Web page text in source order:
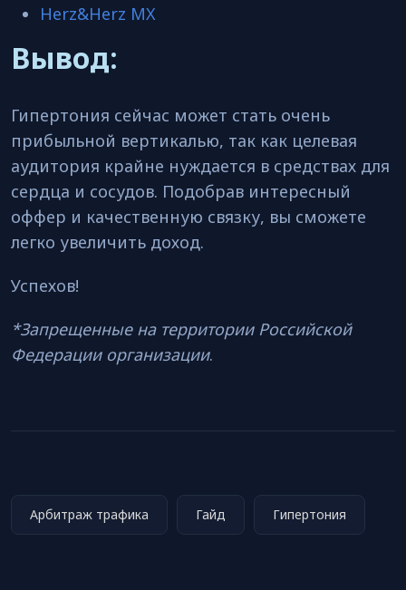
Herz&Herz MX
Вывод:
Гипертония сейчас может стать очень
прибыльной вертикалью, так как целевая
аудитория крайне нуждается в средствах для
сердца и сосудов. Подобрав интересный
оффер и качественную связку, вы сможете
легко увеличить доход.
Успехов!
*Запрещенные на территории Российской
Федерации организации.
Арбитраж трафика Гайд Гипертония